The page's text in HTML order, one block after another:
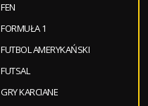
FEN
FORMUŁA 1
FUTBOL AMERYKAŃSKI
FUTSAL
GRY KARCIANE